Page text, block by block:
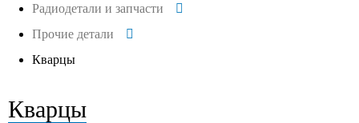
Радиодетали и запчасти
Прочие детали
Кварцы
Кварцы